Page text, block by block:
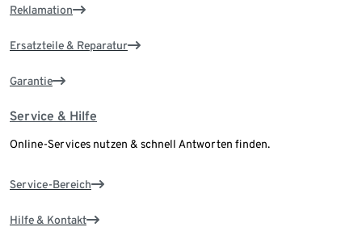
Reklamation
Ersatzteile & Reparatur
Garantie
Service & Hilfe
Online-Services nutzen & schnell Antworten finden.
Service-Bereich
Hilfe & Kontakt